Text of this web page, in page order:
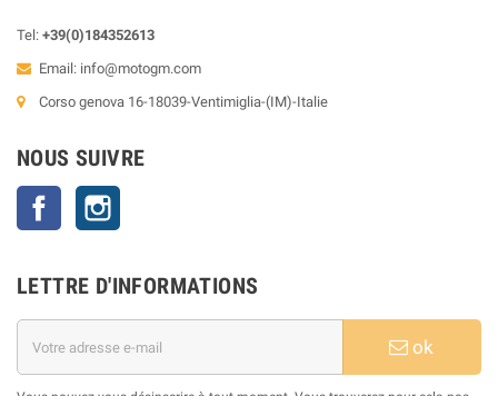
Tel: +39(0)184352613
Email: info@motogm.com
Corso genova 16-18039-Ventimiglia-(IM)-Italie
NOUS SUIVRE
Facebook
LETTRE D'INFORMATIONS
ok